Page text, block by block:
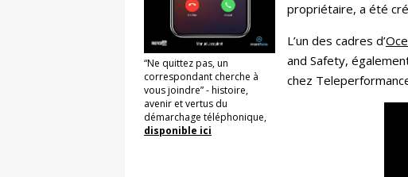
“Ne quittez pas, un
correspondant cherche à
vous joindre” - histoire,
avenir et vertus du
démarchage téléphonique,
disponible ici
propriétaire, a été
L’un des cadres d’
and Safety,
chez